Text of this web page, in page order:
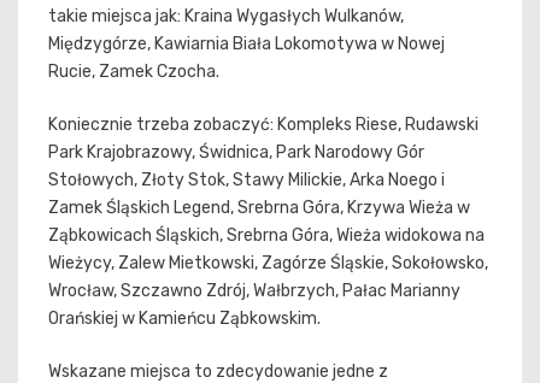
takie miejsca jak: Kraina Wygasłych Wulkanów,
Międzygórze, Kawiarnia Biała Lokomotywa w Nowej
Rucie, Zamek Czocha.
Koniecznie trzeba zobaczyć: Kompleks Riese, Rudawski
Park Krajobrazowy, Świdnica, Park Narodowy Gór
Stołowych, Złoty Stok, Stawy Milickie, Arka Noego i
Zamek Śląskich Legend, Srebrna Góra, Krzywa Wieża w
Ząbkowicach Śląskich, Srebrna Góra, Wieża widokowa na
Wieżycy, Zalew Mietkowski, Zagórze Śląskie, Sokołowsko,
Wrocław, Szczawno Zdrój, Wałbrzych, Pałac Marianny
Orańskiej w Kamieńcu Ząbkowskim.
Wskazane miejsca to zdecydowanie jedne z